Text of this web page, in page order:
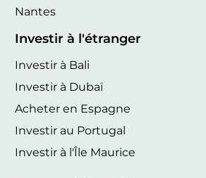
Nantes
Investir à l'étranger
Investir à Bali
Investir à Dubaï
Acheter en Espagne
Investir au Portugal
Investir à l'Île Maurice